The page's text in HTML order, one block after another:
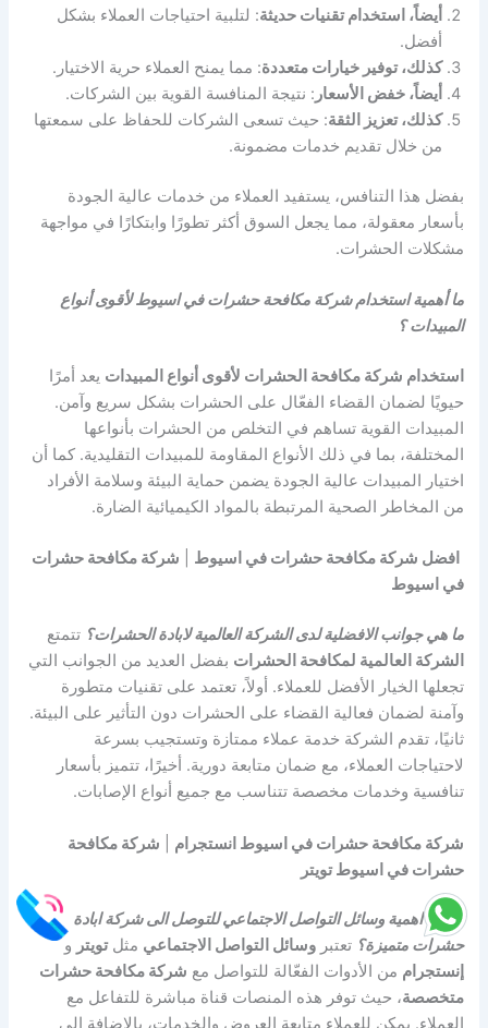
أيضاً، استخدام تقنيات حديثة: لتلبية احتياجات العملاء بشكل
أفضل.
كذلك، توفير خيارات متعددة: مما يمنح العملاء حرية الاختيار.
أيضاً، خفض الأسعار : نتيجة المنافسة القوية بين الشركات.
كذلك، تعزيز الثقة: حيث تسعى الشركات للحفاظ على سمعتها
من خلال تقديم خدمات مضمونة.
بفضل هذا التنافس، يستفيد العملاء من خدمات عالية الجودة
بأسعار معقولة، مما يجعل السوق أكثر تطورًا وابتكارًا في مواجهة
مشكلات الحشرات.
ما أهمية استخدام شركة مكافحة حشرات في اسيوط لأقوى أنواع
المبيدات ؟
استخدام شركة مكافحة الحشرات لأقوى أنواع المبيدات يعد أمرًا
حيويًا لضمان القضاء الفعّال على الحشرات بشكل سريع وآمن.
المبيدات القوية تساهم في التخلص من الحشرات بأنواعها
المختلفة، بما في ذلك الأنواع المقاومة للمبيدات التقليدية. كما أن
اختيار المبيدات عالية الجودة يضمن حماية البيئة وسلامة الأفراد
من المخاطر الصحية المرتبطة بالمواد الكيميائية الضارة.
افضل شركة مكافحة حشرات في اسيوط
شركة مكافحة حشرات
في اسيوط
ما هي جوانب الافضلية لدى الشركة العالمية لابادة الحشرات؟ تتمتع
الشركة العالمية لمكافحة الحشرات بفضل العديد من الجوانب التي
تجعلها الخيار الأفضل للعملاء. أولاً، تعتمد على تقنيات متطورة
وآمنة لضمان فعالية القضاء على الحشرات دون التأثير على البيئة.
ثانيًا، تقدم الشركة خدمة عملاء ممتازة وتستجيب بسرعة
لاحتياجات العملاء، مع ضمان متابعة دورية. أخيرًا، تتميز بأسعار
تنافسية وخدمات مخصصة تتناسب مع جميع أنواع الإصابات.
شركة مكافحة حشرات في اسيوط انستجرام
شركة مكافحة
حشرات في اسيوط تويتر
ما هي اهمية وسائل التواصل الاجتماعي للتوصل الى شركة ابادة
حشرات متميزة؟ تعتبروسائل التواصل الاجتماعي مثلتويتر و
إنستجرام من الأدوات الفعّالة للتواصل مع شركة مكافحة حشرات
متخصصة، حيث توفر هذه المنصات قناة مباشرة للتفاعل مع